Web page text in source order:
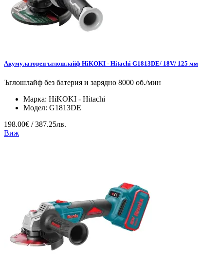
Акумулаторен ъглошлайф HiKOKI - Hitachi G1813DE/ 18V/ 125 мм
Ъглошлайф без батерия и зарядно 8000 об./мин
Марка: HiKOKI - Hitachi
Модел: G1813DE
198.00€ / 387.25лв.
Виж